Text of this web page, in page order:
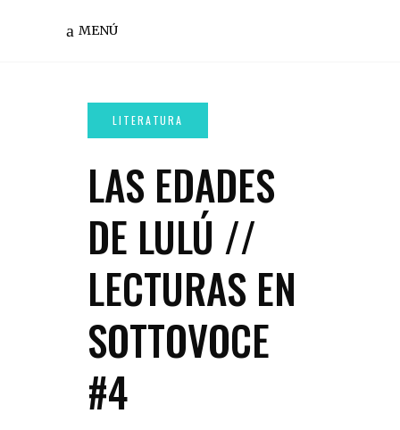
MENÚ
LAS EDADES
DE LULÚ //
LECTURAS EN
SOTTOVOCE
#4